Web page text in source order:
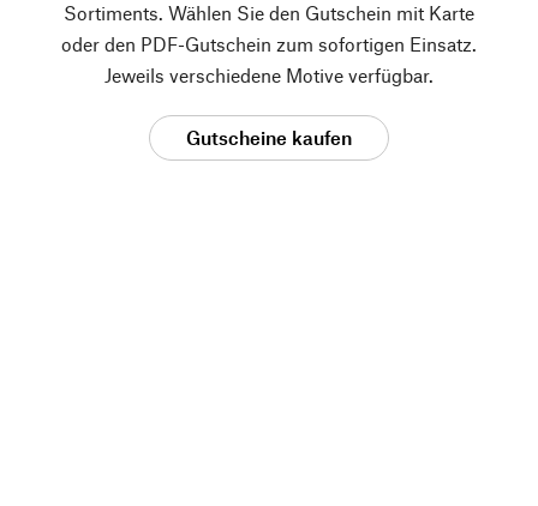
Sortiments. Wählen Sie den Gutschein mit Karte
oder den PDF-Gutschein zum sofortigen Einsatz.
Jeweils verschiedene Motive verfügbar.
Gutscheine kaufen